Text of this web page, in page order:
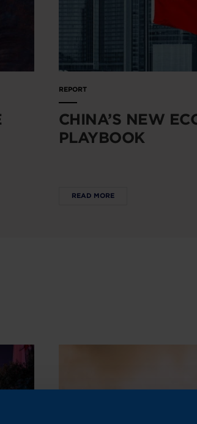
REPORT
CHINA’S NEW
PLAYBOOK
READ MORE